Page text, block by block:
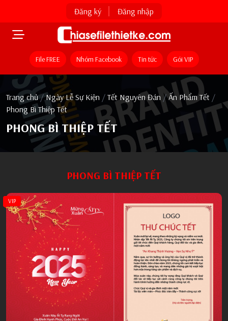
Đăng ký Đăng nhập
File FREE Nhóm Facebook Tin tức Gói VIP
Trang chủ / Ngày Lễ Sự Kiện / Tết Nguyên Đán / Ấn Phẩm Tết /
Phong Bì Thiệp Tết
PHONG BÌ THIỆP TẾT
PHONG BÌ THIỆP TẾT
VIP